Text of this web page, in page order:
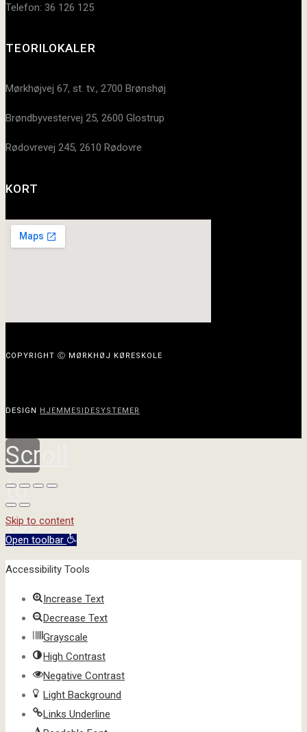
Telefon: 36 126 125
TEORILOKALER
Mørkhøjvej 67, st. tv., 2700 Brønshøj
Brøndbyvestervej 25, 2600 Glostrup
Rødovrevej 245, 2610 Rødovre
KORT
COPYRIGHT Ⓒ MØRKHØJ KØRESKOLE
DESIGN HJEMMESIDESYSTEMER
Scroll
to
top
Skip to content
Open toolbar
Accessibility Tools
Increase Text
Decrease Text
Grayscale
High Contrast
Negative Contrast
Light Background
Links Underline